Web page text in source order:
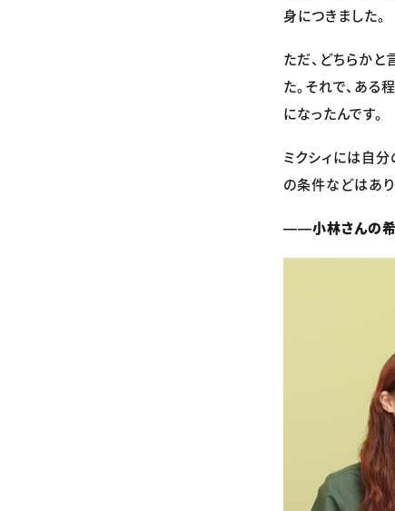
身につきました。
ただ、どちらか
た。それで、あ
になったんです。
ミクシィには自分
の条件などはあり
――小林さんの希